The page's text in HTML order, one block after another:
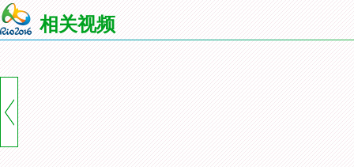
相关视频